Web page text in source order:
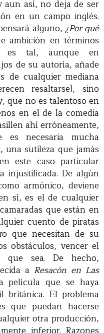
aun así, no deja de ser
en un campo inglés.
alguno, ¿Por qué
ambición en términos
es tal, aunque en
de su autoría, añade
de cualquier mediana
resaltarse), sino
que no es talentoso en
en el de la comedia
ahí erróneamente,
necesaria mucha
sutileza que jamás
este caso particular
injustificada. De algún
armónico, deviene
sí, es el de cualquier
que están en
cuento de piratas
que necesitan de su
obstáculos, vencer el
sea. De hecho,
a Resacón en Las
que se haya
británica. El problema
que puedan hacerse
otra producción,